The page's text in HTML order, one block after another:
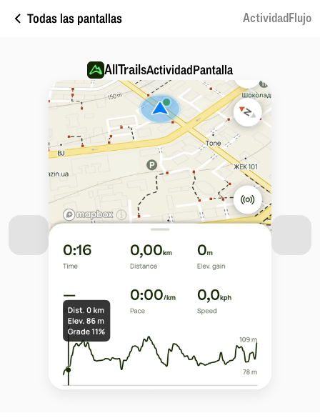
Todas las pantallas ActividadFlujo
AllTrailsActividadPantalla